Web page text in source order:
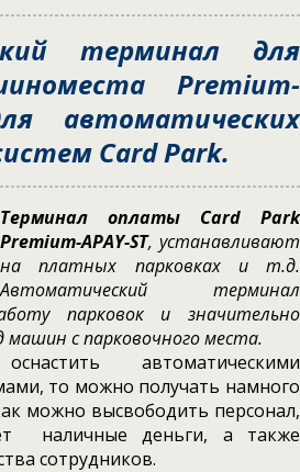
терминал для
Premium-
автоматических
Card Park.
Терминал оплаты Card Park
Premium-APAY-ST, устанавливают
на платных парковках и т.д.
Автоматический терминал
парковок и значительно
машин с парковочного места.
автоматическими
то можно получать намного
можно высвободить персонал,
наличные деньги, а также
сотрудников.